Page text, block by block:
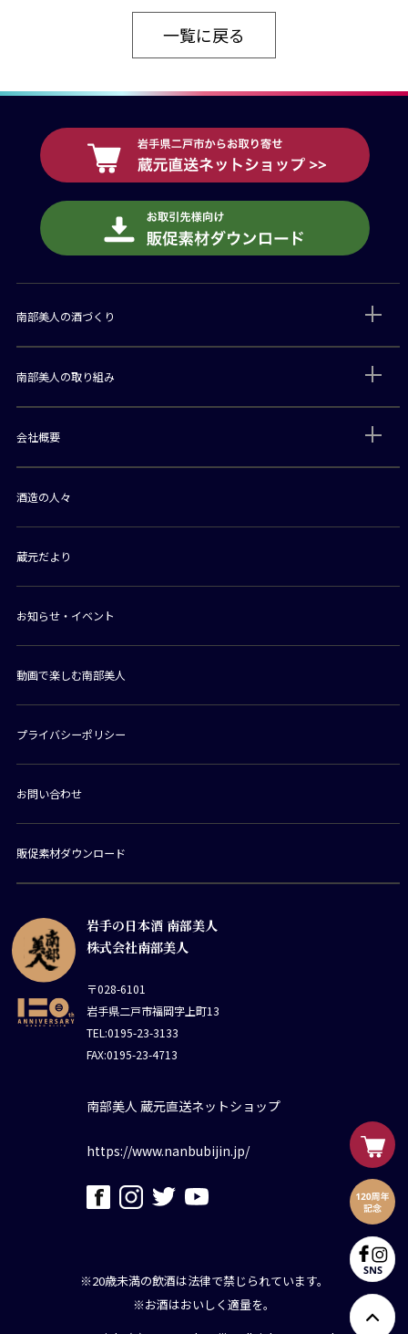
一覧に戻る
岩手の日本酒 南部美人
株式会社南部美人
〒028-6101
岩手県二戸市福岡字上町13
TEL:0195-23-3133
FAX:0195-23-4713
南部美人 蔵元直送ネットショップ
https://www.nanbubijin.jp/
南部美人の酒づくり
南部美人の取り組み
会社概要
酒造の人々
蔵元だより
お知らせ・イベント
動画で楽しむ南部美人
プライバシーポリシー
お問い合わせ
販促素材ダウンロード
※20歳未満の飲酒は法律で禁じられています。
※お酒はおいしく適量を。